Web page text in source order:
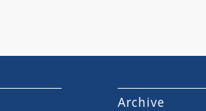
Archive